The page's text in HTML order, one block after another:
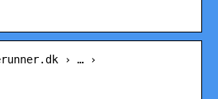
› … ›